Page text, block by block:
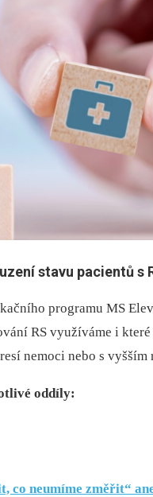
stavu pacientů s
programu MS
RS využíváme i
nemoci nebo s vyšším
oddíly:
co neumíme změřit“